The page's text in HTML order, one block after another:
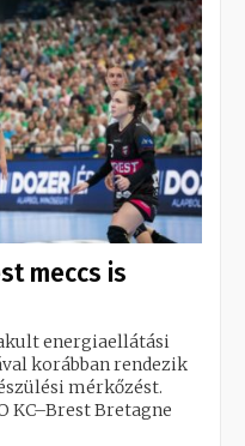
meccs is
energiaellátási
korábban rendezik
mérkőzést.
KC–Brest Bretagne